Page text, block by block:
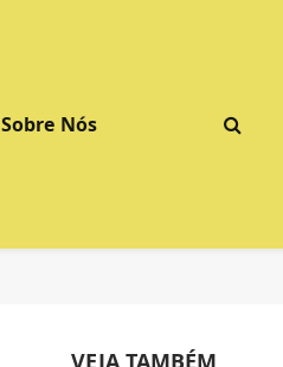
Sobre Nós
VEJA TAMBÉM